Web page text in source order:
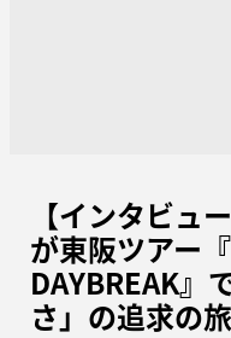
【インタビュ
が東阪ツアー
DAYBREAK』
さ」の追求の